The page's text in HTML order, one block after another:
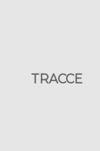
TRACCE